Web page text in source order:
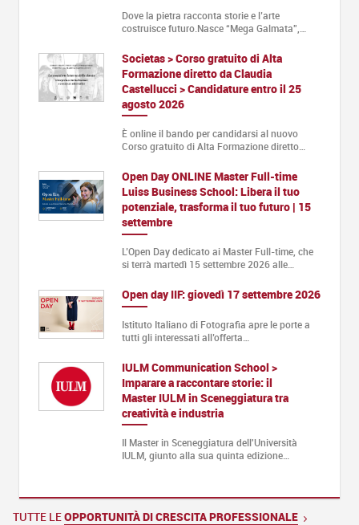
Dove la pietra racconta storie e l’arte
costruisce futuro.Nasce “Mega Galmata”,…
Societas > Corso gratuito di Alta
Formazione diretto da Claudia
Castellucci > Candidature entro il 25
agosto 2026
È online il bando per candidarsi al nuovo
Corso gratuito di Alta Formazione diretto…
Open Day ONLINE Master Full-time
Luiss Business School: Libera il tuo
potenziale, trasforma il tuo futuro | 15
settembre
L’Open Day dedicato ai Master Full-time, che
si terrà martedì 15 settembre 2026 alle…
Open day IIF: giovedì 17 settembre 2026
Istituto Italiano di Fotografia apre le porte a
tutti gli interessati all’offerta…
IULM Communication School >
Imparare a raccontare storie: il
Master IULM in Sceneggiatura tra
creatività e industria
Il Master in Sceneggiatura dell'Università
IULM, giunto alla sua quinta edizione…
TUTTE LEOPPORTUNITÀ DI CRESCITA PROFESSIONALE